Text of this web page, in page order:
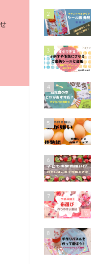
2
3
4
5
6
7
8